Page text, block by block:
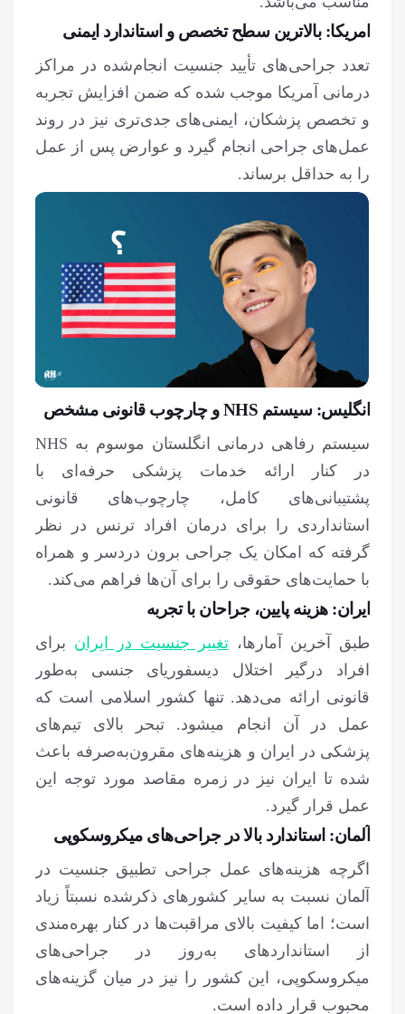
امریکا: بالاترین سطح تخصص و استاندارد ایمنی
تعدد جراحی‌های تأیید جنسیت انجام‌شده در مراکز
درمانی آمریکا موجب شده که ضمن افزایش تجربه
و تخصص پزشکان، ایمنی‌های جدی‌تری نیز در روند
عمل‌های جراحی انجام گیرد و عوارض پس از عمل
را به حداقل برساند.
انگلیس: سیستم NHS و چارچوب قانونی مشخص
سیستم رفاهی درمانی انگلستان موسوم به NHS
در کنار ارائه خدمات پزشکی حرفه‌ای با
پشتیبانی‌های کامل، چارچوب‌های قانونی
استانداردی را برای درمان افراد ترنس در نظر
گرفته که امکان یک جراحی برون دردسر و همراه
با حمایت‌های حقوقی را برای آن‌ها فراهم می‌کند.
ایران: هزینه پایین، جراحان با تجربه
طبق آخرین آمارها، تغییر جنسیت در ایران برای
افراد درگیر اختلال دیسفوریای جنسی به‌طور
قانونی ارائه می‌دهد. تنها کشور اسلامی است که
عمل در آن انجام میشود. تبحر بالای تیم‌های
پزشکی در ایران و هزینه‌های مقرون‌به‌صرفه باعث
شده تا ایران نیز در زمره مقاصد مورد توجه این
عمل قرار گیرد.
آلمان: استاندارد بالا در جراحی‌های میکروسکوپی
اگرچه هزینه‌های عمل جراحی تطبیق جنسیت در
آلمان نسبت به سایر کشورهای ذکرشده نسبتاً زیاد
است؛ اما کیفیت بالای مراقبت‌ها در کنار بهره‌مندی
از استانداردهای به‌روز در جراحی‌های
میکروسکوپی، این کشور را نیز در میان گزینه‌های
محبوب قرار داده است.